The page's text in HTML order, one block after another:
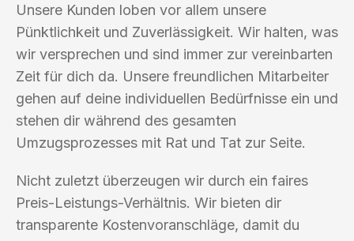
Unsere Kunden loben vor allem unsere
Pünktlichkeit und Zuverlässigkeit. Wir halten, was
wir versprechen und sind immer zur vereinbarten
Zeit für dich da. Unsere freundlichen Mitarbeiter
gehen auf deine individuellen Bedürfnisse ein und
stehen dir während des gesamten
Umzugsprozesses mit Rat und Tat zur Seite.
Nicht zuletzt überzeugen wir durch ein faires
Preis-Leistungs-Verhältnis. Wir bieten dir
transparente Kostenvoranschläge, damit du